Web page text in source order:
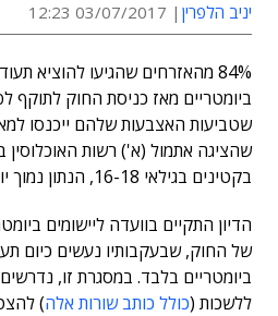
יניב הלפרין 03/07/2017 12:23
84% מהאזרחים שהגיעו להוציא
ביומטריים מאז כניסת החוק לתוקף
שטביעות האצבעות שלהם ייכנסו
שהציגה אתמול (א') רשות האוכלוסין
בקטינים בגילאי 16-18, הנתון נמוך יותר ועומד על 59%.
הדיון התקיים בוועדה ליישומים
של החוק, שבעקבותיו נעשים כיום
ביומטריים בלבד. במסגרת זו,
ללשכות (כולל כותב שורות אלה)